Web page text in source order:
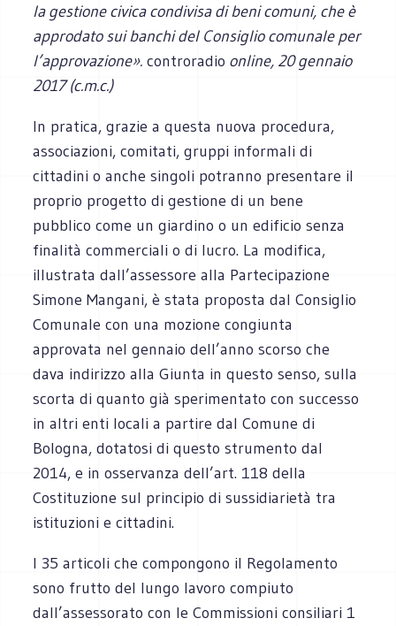
la gestione civica condivisa di beni comuni, che è
approdato sui banchi del Consiglio comunale per
l’approvazione». controradio online, 20 gennaio
2017 (c.m.c.)
In pratica, grazie a questa nuova procedura,
associazioni, comitati, gruppi informali di
cittadini o anche singoli potranno presentare il
proprio progetto di gestione di un bene
pubblico come un giardino o un edificio senza
finalità commerciali o di lucro. La modifica,
illustrata dall’assessore alla Partecipazione
Simone Mangani, è stata proposta dal Consiglio
Comunale con una mozione congiunta
approvata nel gennaio dell’anno scorso che
dava indirizzo alla Giunta in questo senso, sulla
scorta di quanto già sperimentato con successo
in altri enti locali a partire dal Comune di
Bologna, dotatosi di questo strumento dal
2014, e in osservanza dell’art. 118 della
Costituzione sul principio di sussidiarietà tra
istituzioni e cittadini.
I 35 articoli che compongono il Regolamento
sono frutto del lungo lavoro compiuto
dall’assessorato con le Commissioni consiliari 1